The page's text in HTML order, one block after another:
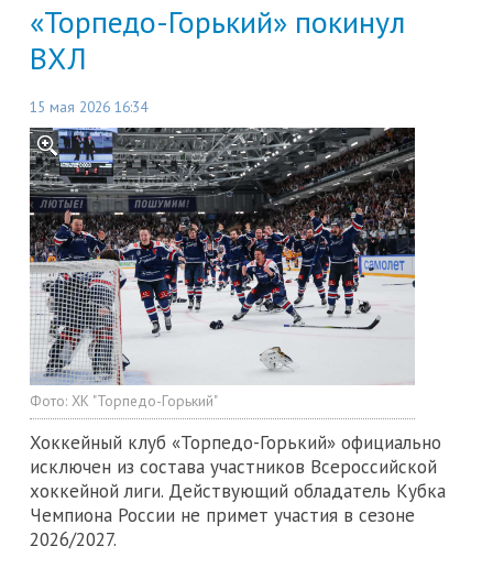
«Торпедо-Горький» покинул
ВХЛ
15 мая 2026 16:34
Фото: ХК "Торпедо-Горький"
Хоккейный клуб «Торпедо-Горький» официально
исключен из состава участников Всероссийской
хоккейной лиги. Действующий обладатель Кубка
Чемпиона России не примет участия в сезоне
2026/2027.